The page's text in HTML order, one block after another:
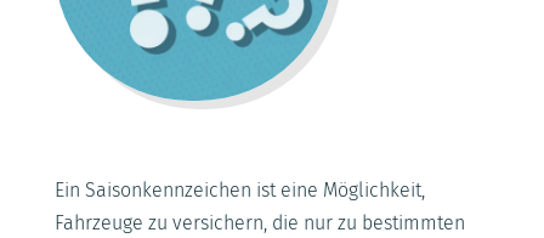
Ein Saisonkennzeichen ist eine Möglichkeit,
Fahrzeuge zu versichern, die nur zu bestimmten